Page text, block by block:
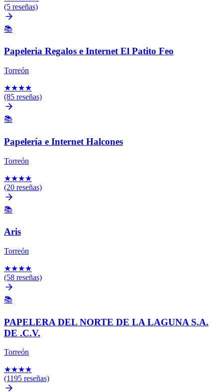
(5 reseñas)
📚
Papeleria Regalos e Internet El Patito Feo
Torreón
★★★★
(85 reseñas)
📚
Papelería e Internet Halcones
Torreón
★★★★
(20 reseñas)
📚
Aris
Torreón
★★★★
(58 reseñas)
📚
PAPELERA DEL NORTE DE LA LAGUNA S.A.
DE .C.V.
Torreón
★★★★
(1195 reseñas)